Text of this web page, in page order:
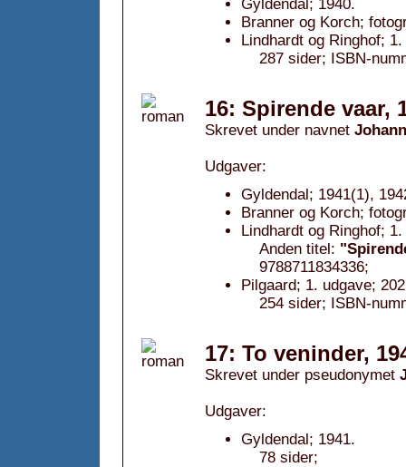
Gyldendal; 1940.
Branner og Korch;
Lindhardt og Ringhof;
287 sider; ISBN-
16: Spirende vaar,
Skrevet under navnet
Udgaver:
Gyldendal; 1941(1),
Branner og Korch;
Lindhardt og Ringhof;
Anden titel:
9788711834336;
Pilgaard; 1. udgave;
254 sider; ISBN-
17: To veninder,
Skrevet under pseudonymet
Udgaver:
Gyldendal; 1941.
78 sider;